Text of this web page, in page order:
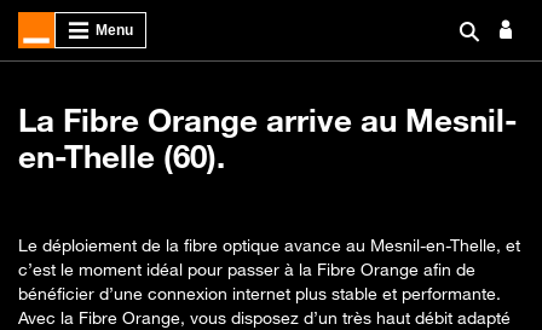
La Fibre Orange arrive au Mesnil-
en-Thelle (60).
Le déploiement de la fibre optique avance au Mesnil-en-Thelle, et
c’est le moment idéal pour passer à la Fibre Orange afin de
bénéficier d’une connexion internet plus stable et performante.
Avec la Fibre Orange, vous disposez d’un très haut débit adapté